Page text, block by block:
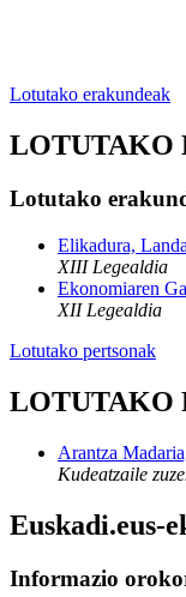
Lotutako erakundeak
LOTUTAKO
Lotutako
Elikadura,
XIII Legealdia
Ekonomiaren
XII Legealdia
Lotutako pertsonak
LOTUTAKO
Arantza
Kudeatzaile
Euskadi.eus-
Informazio